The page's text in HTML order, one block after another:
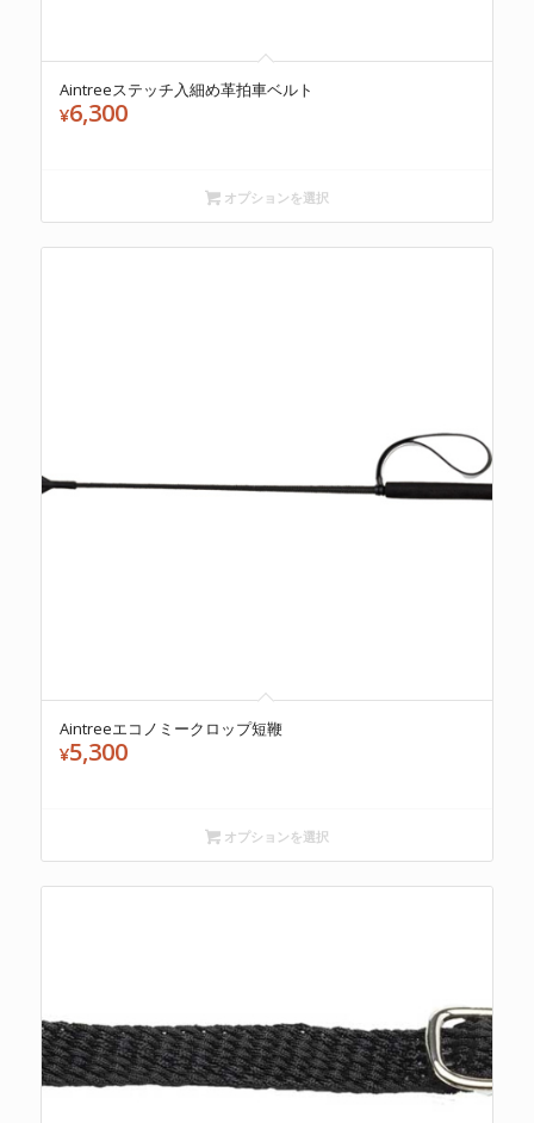
Aintreeステッチ入細め革拍車ベルト
¥6,300
オプションを選択
Aintreeエコノミークロップ短鞭
¥5,300
オプションを選択